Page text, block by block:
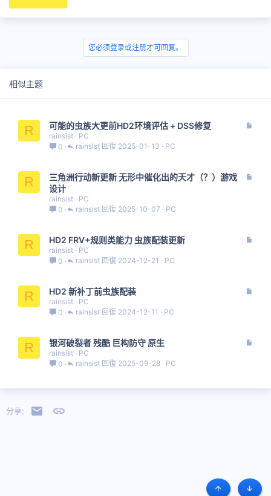
您必须登录或注册才可回复。
相似主题
R 可能的虫族大更前HD2环境评估 + DSS修复
rainsist
PC
0
PC
2025-01-13
rainsist
R
三角洲行动新更新 无形中催化出的天才（？）游戏
设计
rainsist
PC
0
PC
2025-10-07
rainsist
R HD2 FRV+规则类能力 虫族配装更新
rainsist
PC
0
PC
2024-12-21
rainsist
R HD2 新补丁前虫族配装
rainsist
PC
0
PC
2024-12-11
rainsist
R 银河破裂者 残酷 巨构防守 原生
rainsist
PC
0
PC
2025-09-28
rainsist
分享: 邮件 链接